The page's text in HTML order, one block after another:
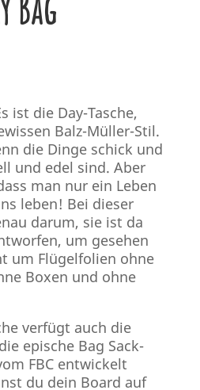
ist die Day-Tasche,
Balz-Müller-Stil.
die Dinge schick und
und edel sind. Aber
man nur ein Leben
leben! Bei dieser
darum, sie ist da
um gesehen
um Flügelfolien ohne
Boxen und ohne
verfügt auch die
epische Bag Sack-
FBC entwickelt
du dein Board auf